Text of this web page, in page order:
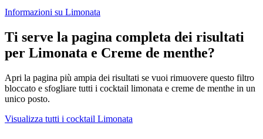
Informazioni su Limonata
Ti serve la pagina completa dei risultati
per Limonata e Creme de menthe?
Apri la pagina più ampia dei risultati se vuoi rimuovere questo filtro
bloccato e sfogliare tutti i cocktail limonata e creme de menthe in un
unico posto.
Visualizza tutti i cocktail Limonata